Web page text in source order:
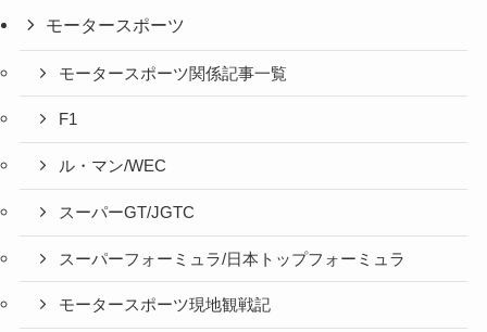
モータースポーツ
モータースポーツ関係記事一覧
F1
ル・マン/WEC
スーパーGT/JGTC
スーパーフォーミュラ/日本トップフォーミュラ
モータースポーツ現地観戦記